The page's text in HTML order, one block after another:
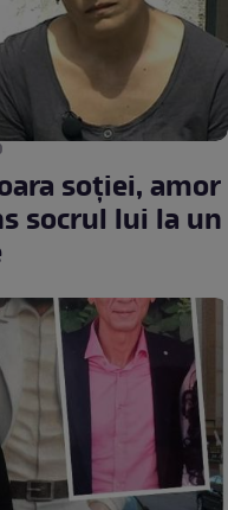
soţiei, amor
socrul lui la un